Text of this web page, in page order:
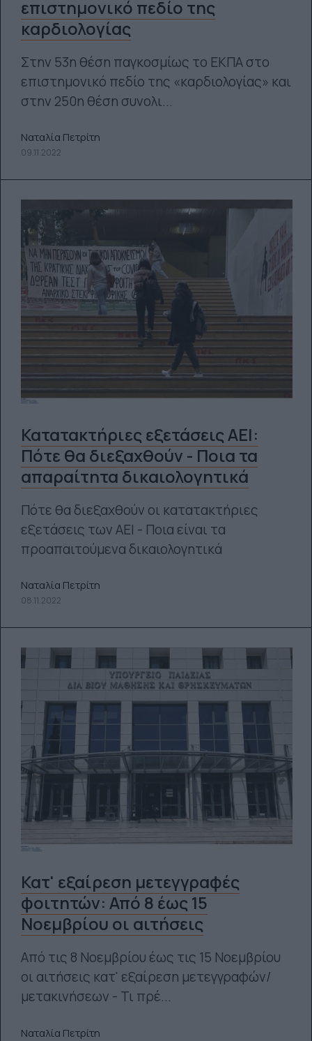
επιστημονικό πεδίο της
καρδιολογίας
Στην 53η θέση παγκοσμίως το ΕΚΠΑ στο
επιστημονικό πεδίο της «καρδιολογίας» και
στην 250η θέση συνολι...
Ναταλία Πετρίτη
09.11.2022
Κατατακτήριες εξετάσεις ΑΕΙ:
Πότε θα διεξαχθούν - Ποια τα
απαραίτητα δικαιολογητικά
Πότε θα διεξαχθούν οι κατατακτήριες
εξετάσεις των ΑΕΙ - Ποια είναι τα
προαπαιτούμενα δικαιολογητικά
Ναταλία Πετρίτη
08.11.2022
Κατ' εξαίρεση μετεγγραφές
φοιτητών: Από 8 έως 15
Νοεμβρίου οι αιτήσεις
Από τις 8 Νοεμβρίου έως τις 15 Νοεμβρίου
οι αιτήσεις κατ' εξαίρεση μετεγγραφών/
μετακινήσεων - Τι πρέ...
Ναταλία Πετρίτη